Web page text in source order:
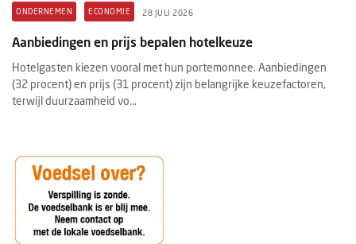
ONDERNEMEN ECONOMIE 28 JULI 2026
Aanbiedingen en prijs bepalen hotelkeuze
Hotelgasten kiezen vooral met hun portemonnee. Aanbiedingen
(32 procent) en prijs (31 procent) zijn belangrijke keuzefactoren,
terwijl duurzaamheid vo...